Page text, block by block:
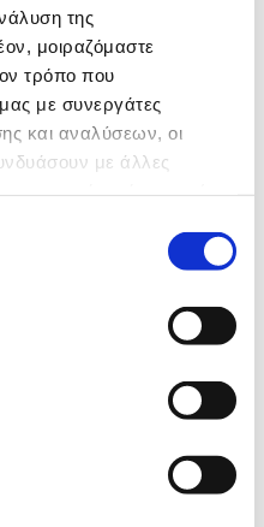
της
μοιραζόμαστε
τρόπο που
μας με συνεργάτες
και αναλύσεων, οι
με άλλες